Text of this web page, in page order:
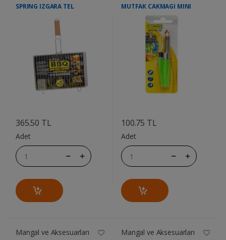
SPRING IZGARA TEL
365.50 TL
Adet
MUTFAK CAKMAGI MINI
100.75 TL
Adet
Mangal ve Aksesuarları Mangal ve Aksesuarları